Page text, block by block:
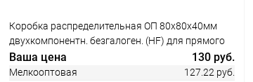
Коробка распределительная ОП 80х80х40мм
двухкомпонентн. безгалоген. (HF) для прямого
монтажа черн. Промрукав 60-0210-9005
Ваша цена 130 руб.
Мелкооптовая 127.22 руб.